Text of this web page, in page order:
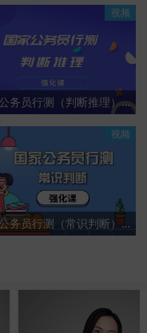
国家公务员行测（判断推理）强化课
视频
国家公务员行测（常识判断）强化课
视频